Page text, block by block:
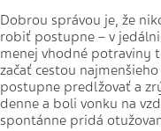
Dobrou správou je, že
robiť postupne – v
menej vhodné potraviny
začať cestou
postupne predlžovať a
denne a boli vonku na
spontánne pridá